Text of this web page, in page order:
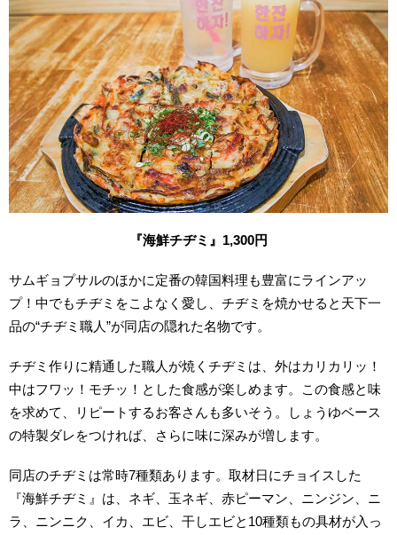
『海鮮チヂミ』1,300円
サムギョプサルのほかに定番の韓国料理も豊富にラインアッ
プ！中でもチヂミをこよなく愛し、チヂミを焼かせると天下一
品の“チヂミ職人”が同店の隠れた名物です。
チヂミ作りに精通した職人が焼くチヂミは、外はカリカリッ！
中はフワッ！モチッ！とした食感が楽しめます。この食感と味
を求めて、リピートするお客さんも多いそう。しょうゆベース
の特製ダレをつければ、さらに味に深みが増します。
同店のチヂミは常時7種類あります。取材日にチョイスした
『海鮮チヂミ』は、ネギ、玉ネギ、赤ピーマン、ニンジン、ニ
ラ、ニンニク、イカ、エビ、干しエビと10種類もの具材が入っ